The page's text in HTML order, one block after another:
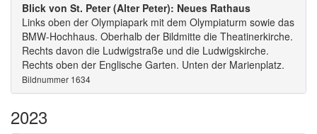
Blick von St. Peter (Alter Peter): Neues Rathaus
Links oben der Olympiapark mit dem Olympiaturm sowie das
BMW-Hochhaus. Oberhalb der Bildmitte die Theatinerkirche.
Rechts davon die Ludwigstraße und die Ludwigskirche.
Rechts oben der Englische Garten. Unten der Marienplatz.
Bildnummer 1634
2023